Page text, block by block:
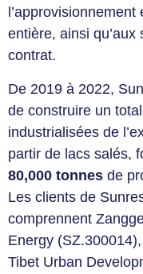
entière, ainsi qu’aux
contrat.
De 2019 à 2022,
de construire un
industrialisées de
partir de lacs salés,
80,000 tonnes de
Les clients de
comprennent
Energy
Tibet Urban